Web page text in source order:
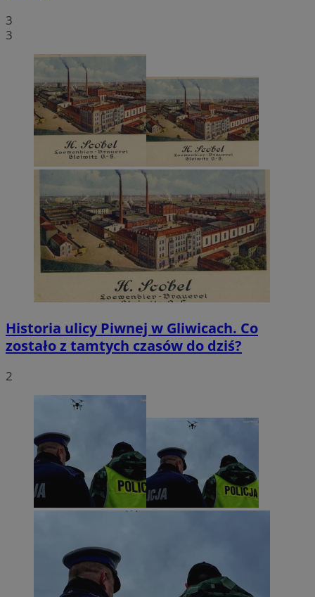
3
3
Historia ulicy Piwnej w Gliwicach. Co
zostało z tamtych czasów do dziś?
2
Niezbędne Wydajność
Niesklasyfikowane
Niezbędne pliki cookie umożliwiają korzystanie z podstawowych
strony internetowej, takich jak logowanie użytkownika i zarządzanie
kontem. Bez niezbędnych plików cookie nie można prawidłowo
korzystać ze strony internetowej.
Nazwa
Provider/
Domena
QeSessID mojegliwice.pl
mojegliwice.pl
msToken .tiktok.com
VISITOR_PRIVACY_METADATA
Google Privacy Policy